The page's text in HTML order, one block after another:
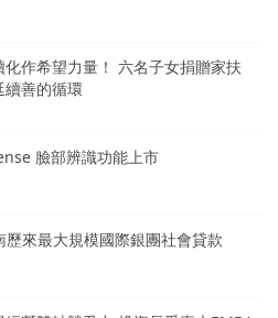
作希望力量！ 六名子女捐贈家扶
續善的循環
臉部辨識功能上市
歷來最大規模國際銀團社會貸款